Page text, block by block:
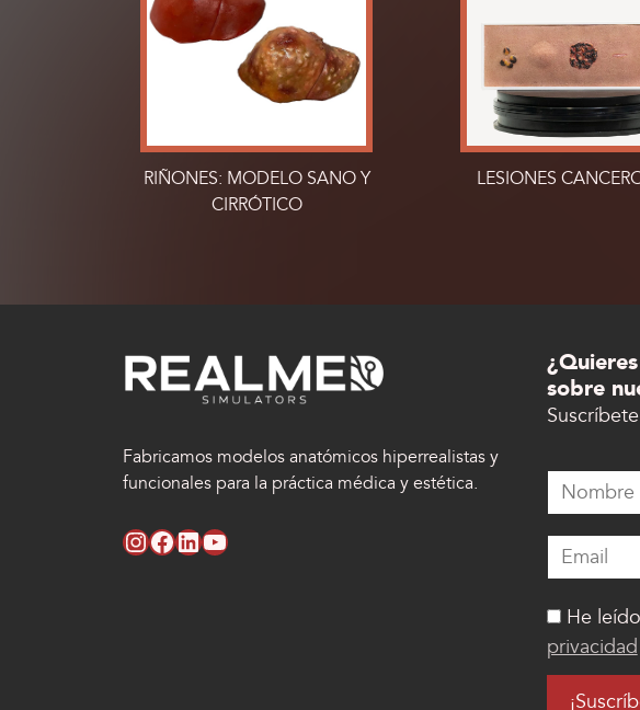
RIÑONES: MODELO SANO Y
CIRRÓTICO
LESIONES
Fabricamos modelos anatómicos hiperrealistas y
funcionales para la práctica médica y estética.
instagram RealMed Simulators
facebook RealMed Simulators
linkedin RealMed Simulators
youtube RealMed Simulators
sobre
He
privacidad